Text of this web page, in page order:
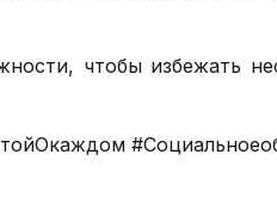
чтобы избежать